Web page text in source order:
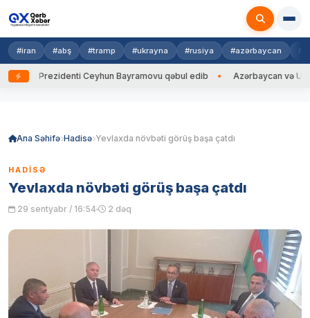
#iran #abş #tramp #ukrayna #rusiya #azərbaycan
Prezidenti Ceyhun Bayramovu qəbul edib Azərbaycan və
Ana Səhifə Hadisə Yevlaxda növbəti görüş başa çatdı
HADISƏ
Yevlaxda növbəti görüş başa çatdı
29 sentyabr / 16:54 2 dəq